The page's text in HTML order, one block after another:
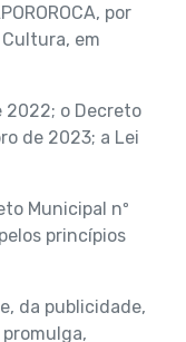
por
em
2022; o Decreto
de 2023; a Lei
Municipal nº
princípios
da publicidade,